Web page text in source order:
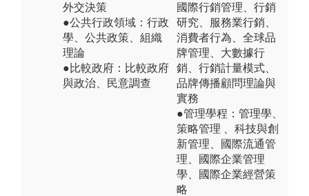
外交決策
●公共行政領域：行政
學、公共政策、組織
理論
●比較政府：比較政府
與政治、民意調查
國際行銷管理、行銷
研究、服務業行銷、
消費者行為、全球品
牌管理、大數據行
銷、行銷計量模式、
品牌傳播顧問理論與
實務
●管理學程：管理學、
策略管理 、科技與創
新管理、國際流通管
理、國際企業管理
學、國際企業經營策
略